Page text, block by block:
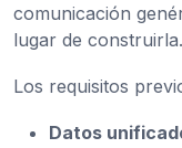
comunicación
lugar de construirla.
Los requisitos
Datos